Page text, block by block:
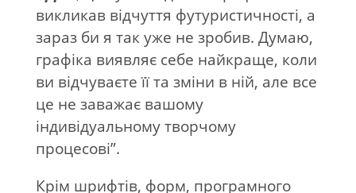
викликав відчуття футуристичності, а
зараз би я так уже не зробив. Думаю,
графіка виявляє себе найкраще, коли
ви відчуваєте її та зміни в ній, але все
це не заважає вашому
індивідуальному творчому
процесові”.
Крім шрифтів, форм, програмного